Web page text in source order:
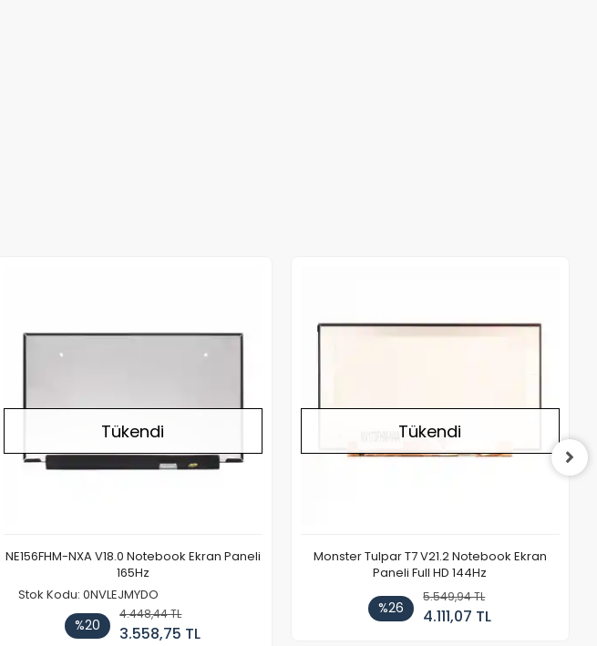
Tükendi
NE156FHM-NXA V18.0 Notebook Ekran Paneli
165Hz
Stok Kodu: 0NVLEJMYDO
%20
4.448,44 TL
3.558,75 TL
Tükendi
Monster Tulpar T7 V21.2 Notebook Ekran
Paneli Full HD 144Hz
%26
5.549,94 TL
4.111,07 TL